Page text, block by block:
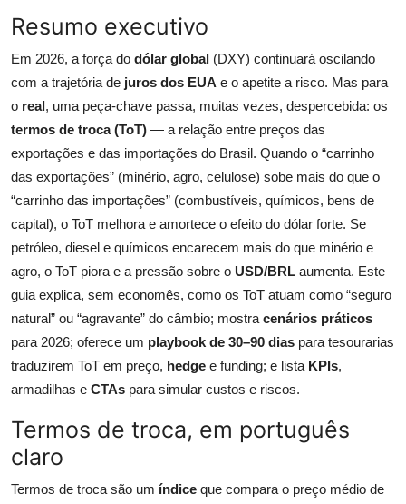
Motores do Brasil
Resumo executivo
Em 2026, a força do dólar global (DXY) continuará oscilando
com a trajetória de juros dos EUA e o apetite a risco. Mas para
o real, uma peça-chave passa, muitas vezes, despercebida: os
termos de troca (ToT) — a relação entre preços das
exportações e das importações do Brasil. Quando o “carrinho
das exportações” (minério, agro, celulose) sobe mais do que o
“carrinho das importações” (combustíveis, químicos, bens de
capital), o ToT melhora e amortece o efeito do dólar forte. Se
petróleo, diesel e químicos encarecem mais do que minério e
agro, o ToT piora e a pressão sobre o USD/BRL aumenta. Este
guia explica, sem economês, como os ToT atuam como “seguro
natural” ou “agravante” do câmbio; mostra cenários práticos
para 2026; oferece um playbook de 30–90 dias para tesourarias
traduzirem ToT em preço, hedge e funding; e lista KPIs,
armadilhas e CTAs para simular custos e riscos.
Termos de troca, em português
claro
Termos de troca são um índice que compara o preço médio de